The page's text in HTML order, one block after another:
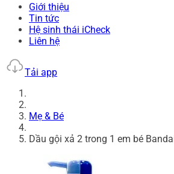
Giới thiệu
Tin tức
Hệ sinh thái iCheck
Liên hệ
Tải app
Mẹ & Bé
Dầu gội xả 2 trong 1 em bé